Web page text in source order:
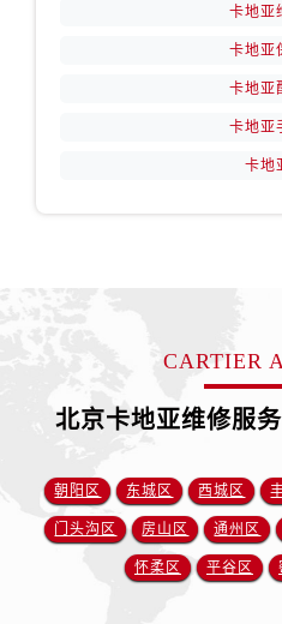
卡地亚
卡地亚
卡地亚
卡地亚
卡地
CARTIER
北京卡地亚维修服
朝阳区 东城区 西城区
门头沟区 房山区 通州区
怀柔区 平谷区